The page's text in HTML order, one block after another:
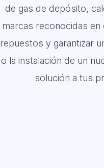
de gas de depósito,
marcas reconocidas
repuestos y garantizar
o la instalación de un
solución a tus